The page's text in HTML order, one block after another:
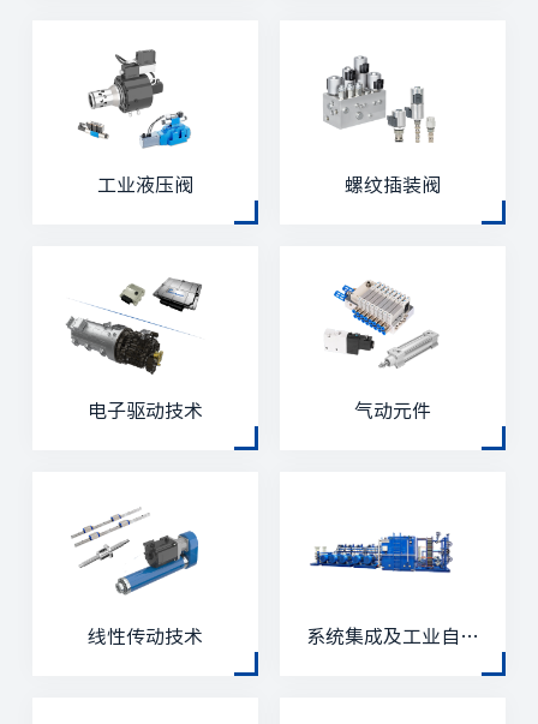
工业液压阀 螺纹插装阀
电子驱动技术 气动元件
线性传动技术
系统集成及工业自动